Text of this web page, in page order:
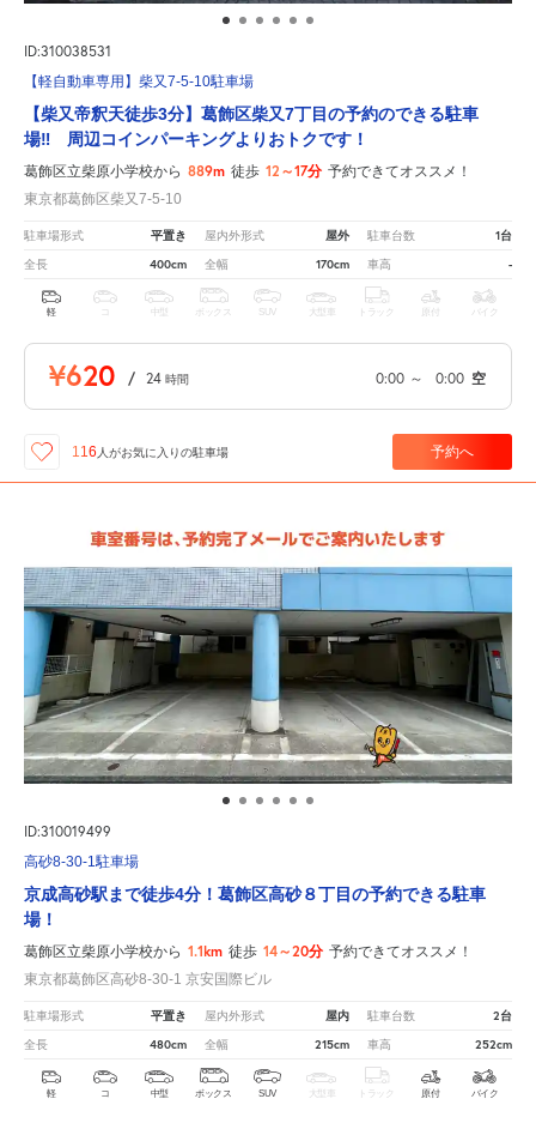
ID:310038531
【軽自動車専用】柴又7-5-10駐車場
【柴又帝釈天徒歩3分】葛飾区柴又7丁目の予約のできる駐車
場‼ 周辺コインパーキングよりおトクです！
葛飾区立柴原小学校から 889m 徒歩 12～17分 予約できてオススメ！
東京都葛飾区柴又7-5-10
駐車場形式 平置き 屋内外形式 屋外 駐車台数 1台
全長 400cm 全幅 170cm 車高 -
軽 中型 ボックス SUV 大型車 トラック 原付 バイク
¥620 / 24 時間 0:00 ～ 0:00 空
116 人がお気に入りの駐車場 予約へ
ID:310019499
高砂8-30-1駐車場
京成高砂駅まで徒歩4分！葛飾区高砂８丁目の予約できる駐車
場！
葛飾区立柴原小学校から 1.1km 徒歩 14～20分 予約できてオススメ！
東京都葛飾区高砂8-30-1 京安国際ビル
駐車場形式 平置き 屋内外形式 屋内 駐車台数 2台
全長 480cm 全幅 215cm 車高 252cm
軽 コ 中型 ボックス SUV 大型車 トラック 原付 バイク